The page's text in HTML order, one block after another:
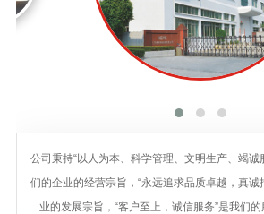
公司秉持“以人为本、科学管理、文明生产、竭诚
们的企业的经营宗旨，“永远追求品质卓越，真
业的发展宗旨，“客户至上，诚信服务”是我们